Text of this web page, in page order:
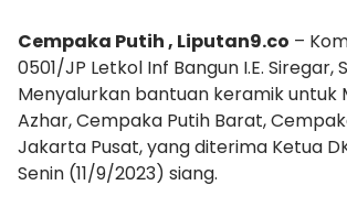
Cempaka Putih , Liputan9.co –
0501/JP Letkol Inf Bangun I.E. Siregar,
Menyalurkan bantuan keramik untuk
Azhar, Cempaka Putih Barat,
Jakarta Pusat, yang diterima Ketua
Senin (11/9/2023) siang.